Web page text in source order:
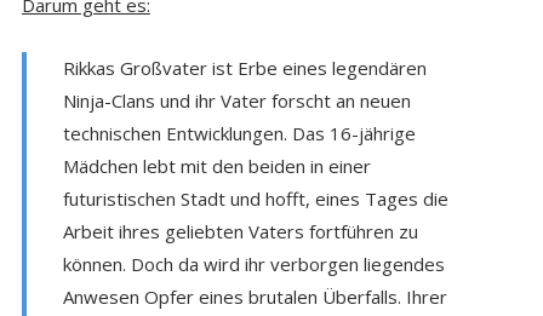
Darum geht es:
Rikkas Großvater ist Erbe eines legendären
Ninja-Clans und ihr Vater forscht an neuen
technischen Entwicklungen. Das 16-jährige
Mädchen lebt mit den beiden in einer
futuristischen Stadt und hofft, eines Tages die
Arbeit ihres geliebten Vaters fortführen zu
können. Doch da wird ihr verborgen liegendes
Anwesen Opfer eines brutalen Überfalls. Ihrer